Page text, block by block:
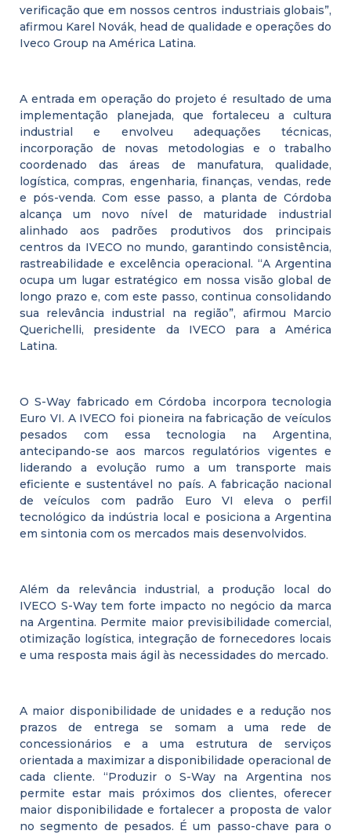
verificação que em nossos centros industriais globais”,
afirmou Karel Novák, head de qualidade e operações do
Iveco Group na América Latina.
A entrada em operação do projeto é resultado de uma
implementação planejada, que fortaleceu a cultura
industrial e envolveu adequações técnicas,
incorporação de novas metodologias e o trabalho
coordenado das áreas de manufatura, qualidade,
logística, compras, engenharia, finanças, vendas, rede
e pós-venda. Com esse passo, a planta de Córdoba
alcança um novo nível de maturidade industrial
alinhado aos padrões produtivos dos principais
centros da IVECO no mundo, garantindo consistência,
rastreabilidade e excelência operacional. “A Argentina
ocupa um lugar estratégico em nossa visão global de
longo prazo e, com este passo, continua consolidando
sua relevância industrial na região”, afirmou Marcio
Querichelli, presidente da IVECO para a América
Latina.
O S-Way fabricado em Córdoba incorpora tecnologia
Euro VI. A IVECO foi pioneira na fabricação de veículos
pesados com essa tecnologia na Argentina,
antecipando-se aos marcos regulatórios vigentes e
liderando a evolução rumo a um transporte mais
eficiente e sustentável no país. A fabricação nacional
de veículos com padrão Euro VI eleva o perfil
tecnológico da indústria local e posiciona a Argentina
em sintonia com os mercados mais desenvolvidos.
Além da relevância industrial, a produção local do
IVECO S-Way tem forte impacto no negócio da marca
na Argentina. Permite maior previsibilidade comercial,
otimização logística, integração de fornecedores locais
e uma resposta mais ágil às necessidades do mercado.
A maior disponibilidade de unidades e a redução nos
prazos de entrega se somam a uma rede de
concessionários e a uma estrutura de serviços
orientada a maximizar a disponibilidade operacional de
cada cliente. “Produzir o S-Way na Argentina nos
permite estar mais próximos dos clientes, oferecer
maior disponibilidade e fortalecer a proposta de valor
no segmento de pesados. É um passo-chave para o